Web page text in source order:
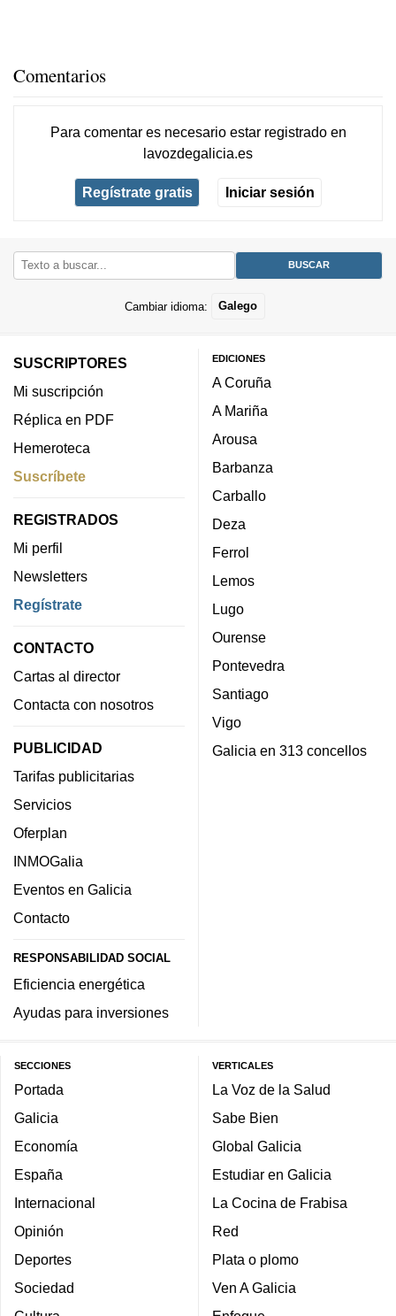
Comentarios
Para comentar es necesario estar registradoen
lavozdegalicia.es
Regístrate gratis Iniciar sesión
Cambiar idioma: Galego
SUSCRIPTORES
Mi suscripción
Réplica en PDF
Hemeroteca
Suscríbete
REGISTRADOS
Mi perfil
Newsletters
Regístrate
CONTACTO
Cartas al director
Contacta con nosotros
PUBLICIDAD
Tarifas publicitarias
Servicios
Oferplan
INMOGalia
Eventos en Galicia
Contacto
RESPONSABILIDAD SOCIAL
Eficiencia energética
Ayudas para inversiones
EDICIONES
A Coruña
A Mariña
Arousa
Barbanza
Carballo
Deza
Ferrol
Lemos
Lugo
Ourense
Pontevedra
Santiago
Vigo
Galicia en 313 concellos
SECCIONES
Portada
Galicia
Economía
España
Internacional
Opinión
Deportes
Sociedad
VERTICALES
La Voz de la Salud
Sabe Bien
Global Galicia
Estudiar en Galicia
La Cocina de Frabisa
Red
Plata o plomo
Ven A Galicia